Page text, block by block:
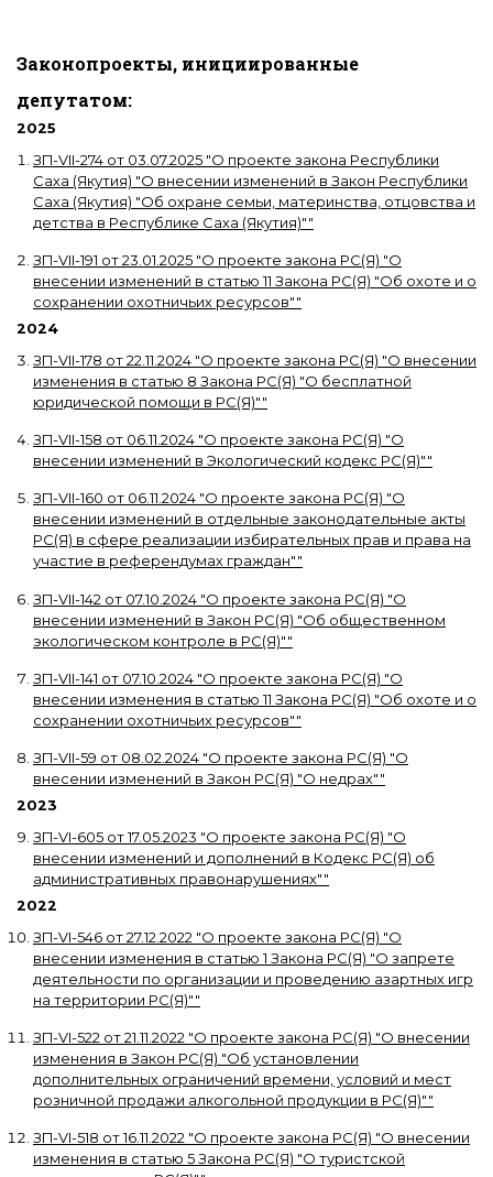
Законопроекты, инициированные
депутатом:
2025
ЗП-VII-274 от 03.07.2025 "О проекте закона Республики
Саха (Якутия) "О внесении изменений в Закон Республики
Саха (Якутия) "Об охране семьи, материнства, отцовства и
детства в Республике Саха (Якутия)""
ЗП-VII-191 от23.01.2025 "О проекте закона РС(Я) "О
внесении изменений в статью 11 Закона РС(Я) "Об охоте и о
сохранении охотничьих ресурсов""
2024
ЗП-VII-178 от22.11.2024 "О проекте закона РС(Я) "О внесении
изменения в статью 8 Закона РС(Я) "О бесплатной
юридической помощи в РС(Я)""
ЗП-VII-158 от 06.11.2024 "О проекте закона РС(Я) "О
внесении изменений в Экологический кодекс РС(Я)""
ЗП-VII-160 от 06.11.2024 "О проекте закона РС(Я) "О
внесении изменений в отдельные законодательные акты
РС(Я) в сфере реализации избирательных прав и права на
участие в референдумах граждан""
ЗП-VII-142 от 07.10.2024 "О проекте закона РС(Я) "О
внесении изменений в Закон РС(Я) "Об общественном
экологическом контроле в РС(Я)""
ЗП-VII-141 от 07.10.2024 "О проекте закона РС(Я) "О
внесении изменения в статью 11 Закона РС(Я) "Об охоте и о
сохранении охотничьих ресурсов""
ЗП-VII-59 от 08.02.2024 "О проекте закона РС(Я) "О
внесении изменений в Закон РС(Я) "О недрах""
2023
ЗП-VI-605 от17.05.2023 "О проекте закона РС(Я) "О
внесении изменений и дополнений в Кодекс РС(Я) об
административных правонарушениях""
2022
ЗП-VI-546 от27.12.2022 "О проекте закона РС(Я) "О
внесении изменения в статью 1 Закона РС(Я) "О запрете
деятельности по организации и проведению азартных игр
на территории РС(Я)""
ЗП-VI-522 от21.11.2022 "О проекте закона РС(Я) "О внесении
изменения в Закон РС(Я) "Об установлении
дополнительных ограничений времени, условий и мест
розничной продажи алкогольной продукции в РС(Я)""
ЗП-VI-518 от16.11.2022 "О проекте закона РС(Я) "О внесении
изменения в статью 5 Закона РС(Я) "О туристской